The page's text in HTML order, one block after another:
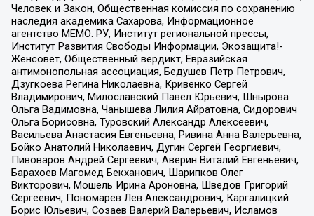
Человек и Закон, Общественная комиссия по сохранению
наследия академика Сахарова, Информационное
агентство МЕМО. РУ, Институт региональной прессы,
Институт Развития Свободы Информации, Экозащита!-
Женсовет, Общественный вердикт, Евразийская
антимонопольная ассоциация, Бедушев Петр Петрович,
Дзугкоева Регина Николаевна, Кривенко Сергей
Владимирович, Милославский Павел Юрьевич, Шнырова
Ольга Вадимовна, Чанышева Лилия Айратовна, Сидорович
Ольга Борисовна, Туровский Александр Алексеевич,
Васильева Анастасия Евгеньевна, Ривина Анна Валерьевна,
Бойко Анатолий Николаевич, Дугин Сергей Георгиевич,
Пивоваров Андрей Сергеевич, Аверин Виталий Евгеньевич,
Барахоев Магомед Бекханович, Шарипков Олег
Викторович, Мошель Ирина Ароновна, Шведов Григорий
Сергеевич, Пономарев Лев Александрович, Каргалицкий
Борис Юльевич, Созаев Валерий Валерьевич, Исламов